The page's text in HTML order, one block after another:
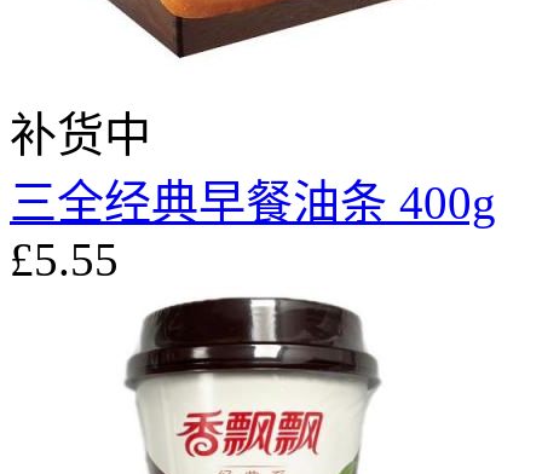
补货中
三全经典早餐油条 400g
£5.55